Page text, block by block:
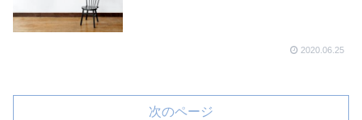
2020.06.25
次のページ